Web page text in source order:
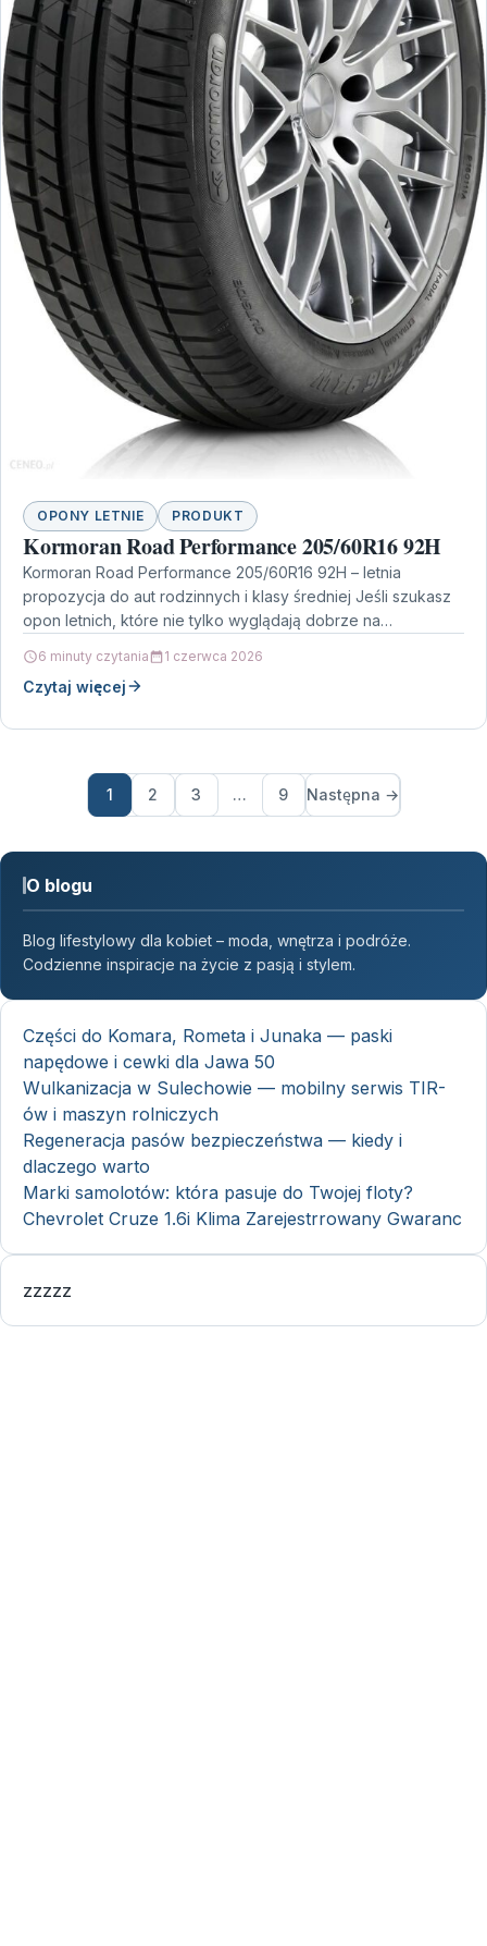
OPONY LETNIE PRODUKT
Kormoran Road Performance 205/60R16 92H
Kormoran Road Performance 205/60R16 92H – letnia
propozycja do aut rodzinnych i klasy średniej Jeśli szukasz
opon letnich, które nie tylko wyglądają dobrze na…
6 minuty czytania 1 czerwca 2026
Czytaj więcej
1 2 3 … 9 Następna →
O blogu
Blog lifestylowy dla kobiet – moda, wnętrza i podróże.
Codzienne inspiracje na życie z pasją i stylem.
Części do Komara, Rometa i Junaka — paski
napędowe i cewki dla Jawa 50
Wulkanizacja w Sulechowie — mobilny serwis TIR-
ów i maszyn rolniczych
Regeneracja pasów bezpieczeństwa — kiedy i
dlaczego warto
Marki samolotów: która pasuje do Twojej floty?
Chevrolet Cruze 1.6i Klima Zarejestrrowany Gwaranc
zzzzz